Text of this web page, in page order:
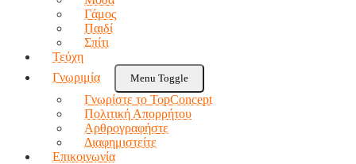
Γάμος
Παιδί
Σπίτι
Τεύχη
Γνωριμία
Menu Toggle
Γνωρίστε το TopConcept
Πολιτική Απορρήτου
Αρθρογραφήστε
Διαφημιστείτε
Επικοινωνία